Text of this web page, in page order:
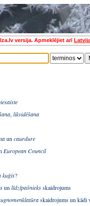
versija. Apmeklējiet arī
, likvidēšana
un caurdure
European Council
kuģis?
un līdzīpašnieksskaidrojums
skaidrojums un kādi